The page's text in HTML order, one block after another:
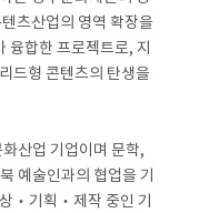
츠산업의 영역 확장을
융합한 프로젝트로, 지
드형 콘텐츠의 탄생을
산업 기업이며 문학,
예술인과의 협업을 기
‧기획‧제작 중인 기